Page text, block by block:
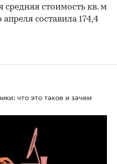
средняя стоимость кв. м
составила 174,4
что это такое и зачем